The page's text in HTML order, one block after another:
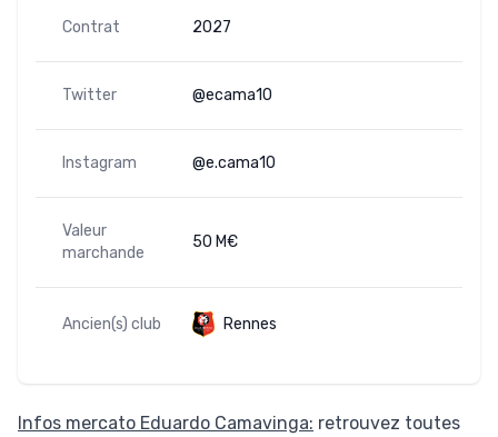
Contrat 2027
Twitter @ecama10
Instagram @e.cama10
Valeur
marchande
50 M€
Ancien(s) club Rennes
Infos mercato Eduardo Camavinga: retrouvez toutes